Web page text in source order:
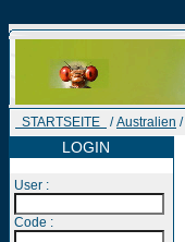
STARTSEITE /Australien /
LOGIN
User :
Code :